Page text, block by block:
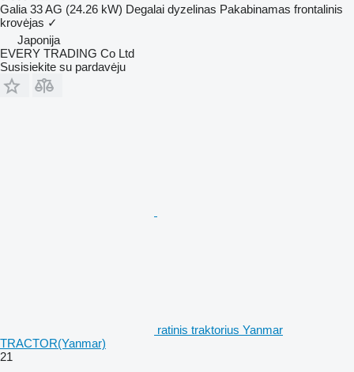
Galia 33 AG (24.26 kW) Degalai dyzelinas Pakabinamas frontalinis
krovėjas ✓
Japonija
EVERY TRADING Co Ltd
Susisiekite su pardavėju
ratinis traktorius Yanmar
TRACTOR(Yanmar)
21